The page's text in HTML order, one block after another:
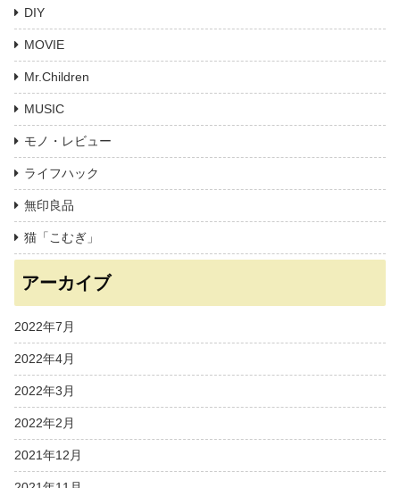
DIY
MOVIE
Mr.Children
MUSIC
モノ・レビュー
ライフハック
無印良品
猫「こむぎ」
アーカイブ
2022年7月
2022年4月
2022年3月
2022年2月
2021年12月